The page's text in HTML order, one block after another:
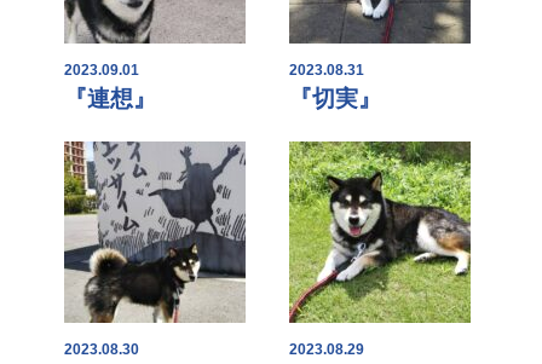
2023.09.01
『連想』
2023.08.31
『切実』
2023.08.30 2023.08.29